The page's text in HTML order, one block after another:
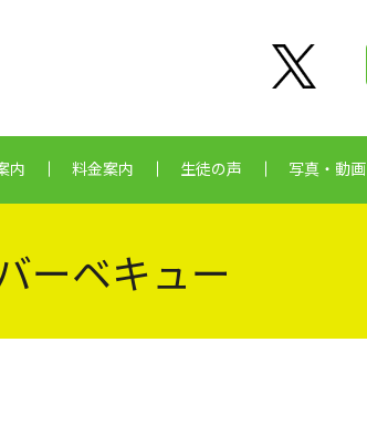
内 料金案内 生徒の声 写真・動画
ーベキュー